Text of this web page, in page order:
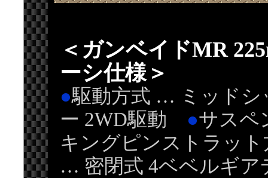
＜ガンベイドMR
ーシ仕様＞
●駆動方式 … ミッドシ
ー 2WD駆動 ●サス
キングピンストラッ
… 密閉式 4ベベルギ